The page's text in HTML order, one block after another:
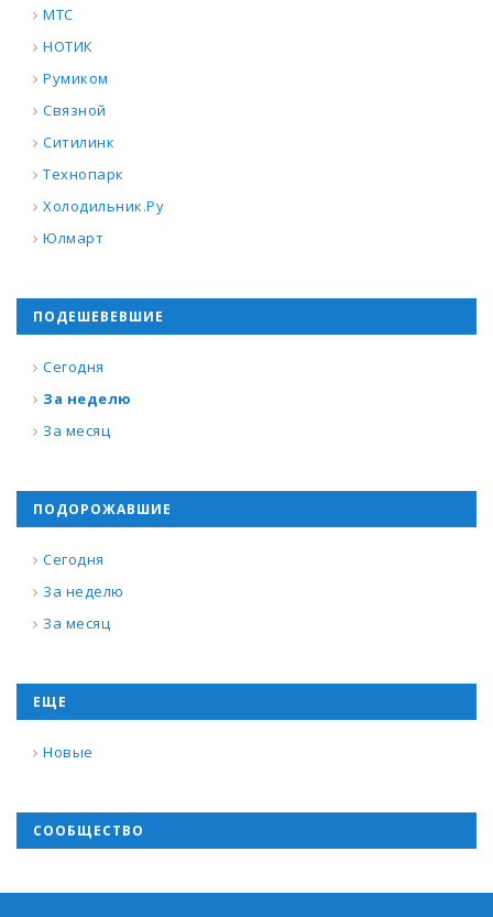
МТС
НОТИК
Румиком
Связной
Ситилинк
Технопарк
Холодильник.Ру
Юлмарт
ПОДЕШЕВЕВШИЕ
Сегодня
За неделю
За месяц
ПОДОРОЖАВШИЕ
Сегодня
За неделю
За месяц
ЕЩЕ
Новые
СООБЩЕСТВО